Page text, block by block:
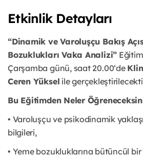
Etkinlik Detayları
“Dinamik ve Varoluşçu Bakış
Bozuklukları Vaka Analizi”
Çarşamba günü, saat 20.00‘de
Ceren Yüksel ile
Bu Eğitimden Neler
• Varoluşçu ve psikodinamik
bilgileri,
• Yeme bozukluklarına bütüncül bir